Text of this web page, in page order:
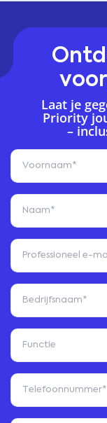
Laat je
Priority
–